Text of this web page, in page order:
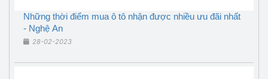
Những thời điểm mua ô tô nhận được nhiều ưu đãi nhất
- Nghệ An
28-02-2023